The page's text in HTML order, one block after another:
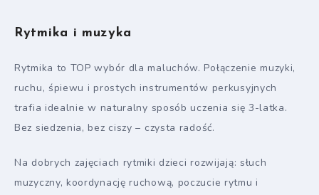
Rytmika i muzyka
Rytmika to TOP wybór dla maluchów. Połączenie muzyki,
ruchu, śpiewu i prostych instrumentów perkusyjnych
trafia idealnie w naturalny sposób uczenia się 3-latka.
Bez siedzenia, bez ciszy – czysta radość.
Na dobrych zajęciach rytmiki dzieci rozwijają: słuch
muzyczny, koordynację ruchową, poczucie rytmu i